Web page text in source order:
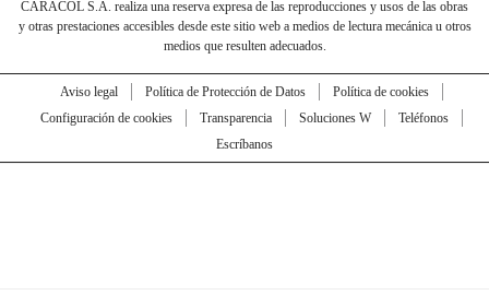
CARACOL S.A. realiza una reserva expresa de las reproducciones y usos de las obras
y otras prestaciones accesibles desde este sitio web a medios de lectura mecánica u otros
medios que resulten adecuados.
Aviso legal Política de Protección de Datos
Política de cookies
Configuración de cookies
Transparencia Soluciones W
Teléfonos
Escríbanos